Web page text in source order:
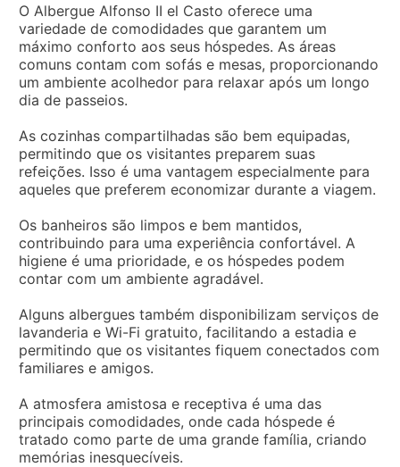
O Albergue Alfonso II el Casto oferece uma
variedade de comodidades que garantem um
máximo conforto aos seus hóspedes. As áreas
comuns contam com sofás e mesas, proporcionando
um ambiente acolhedor para relaxar após um longo
dia de passeios.
As cozinhas compartilhadas são bem equipadas,
permitindo que os visitantes preparem suas
refeições. Isso é uma vantagem especialmente para
aqueles que preferem economizar durante a viagem.
Os banheiros são limpos e bem mantidos,
contribuindo para uma experiência confortável. A
higiene é uma prioridade, e os hóspedes podem
contar com um ambiente agradável.
Alguns albergues também disponibilizam serviços de
lavanderia e Wi-Fi gratuito, facilitando a estadia e
permitindo que os visitantes fiquem conectados com
familiares e amigos.
A atmosfera amistosa e receptiva é uma das
principais comodidades, onde cada hóspede é
tratado como parte de uma grande família, criando
memórias inesquecíveis.